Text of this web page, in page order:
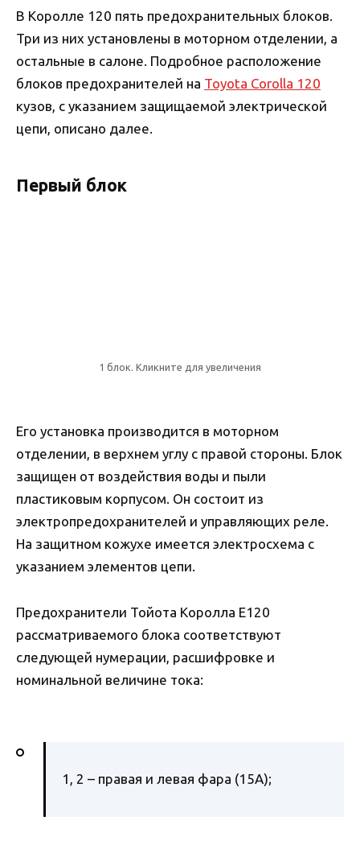
В Королле 120 пять предохранительных блоков.
Три из них установлены в моторном отделении, а
остальные в салоне. Подробное расположение
блоков предохранителей на Toyota Corolla 120
кузов, с указанием защищаемой электрической
цепи, описано далее.
Первый блок
1 блок. Кликните для увеличения
Его установка производится в моторном
отделении, в верхнем углу с правой стороны. Блок
защищен от воздействия воды и пыли
пластиковым корпусом. Он состоит из
электропредохранителей и управляющих реле.
На защитном кожухе имеется электросхема с
указанием элементов цепи.
Предохранители Тойота Королла Е120
рассматриваемого блока соответствуют
следующей нумерации, расшифровке и
номинальной величине тока:
1, 2 – правая и левая фара (15А);